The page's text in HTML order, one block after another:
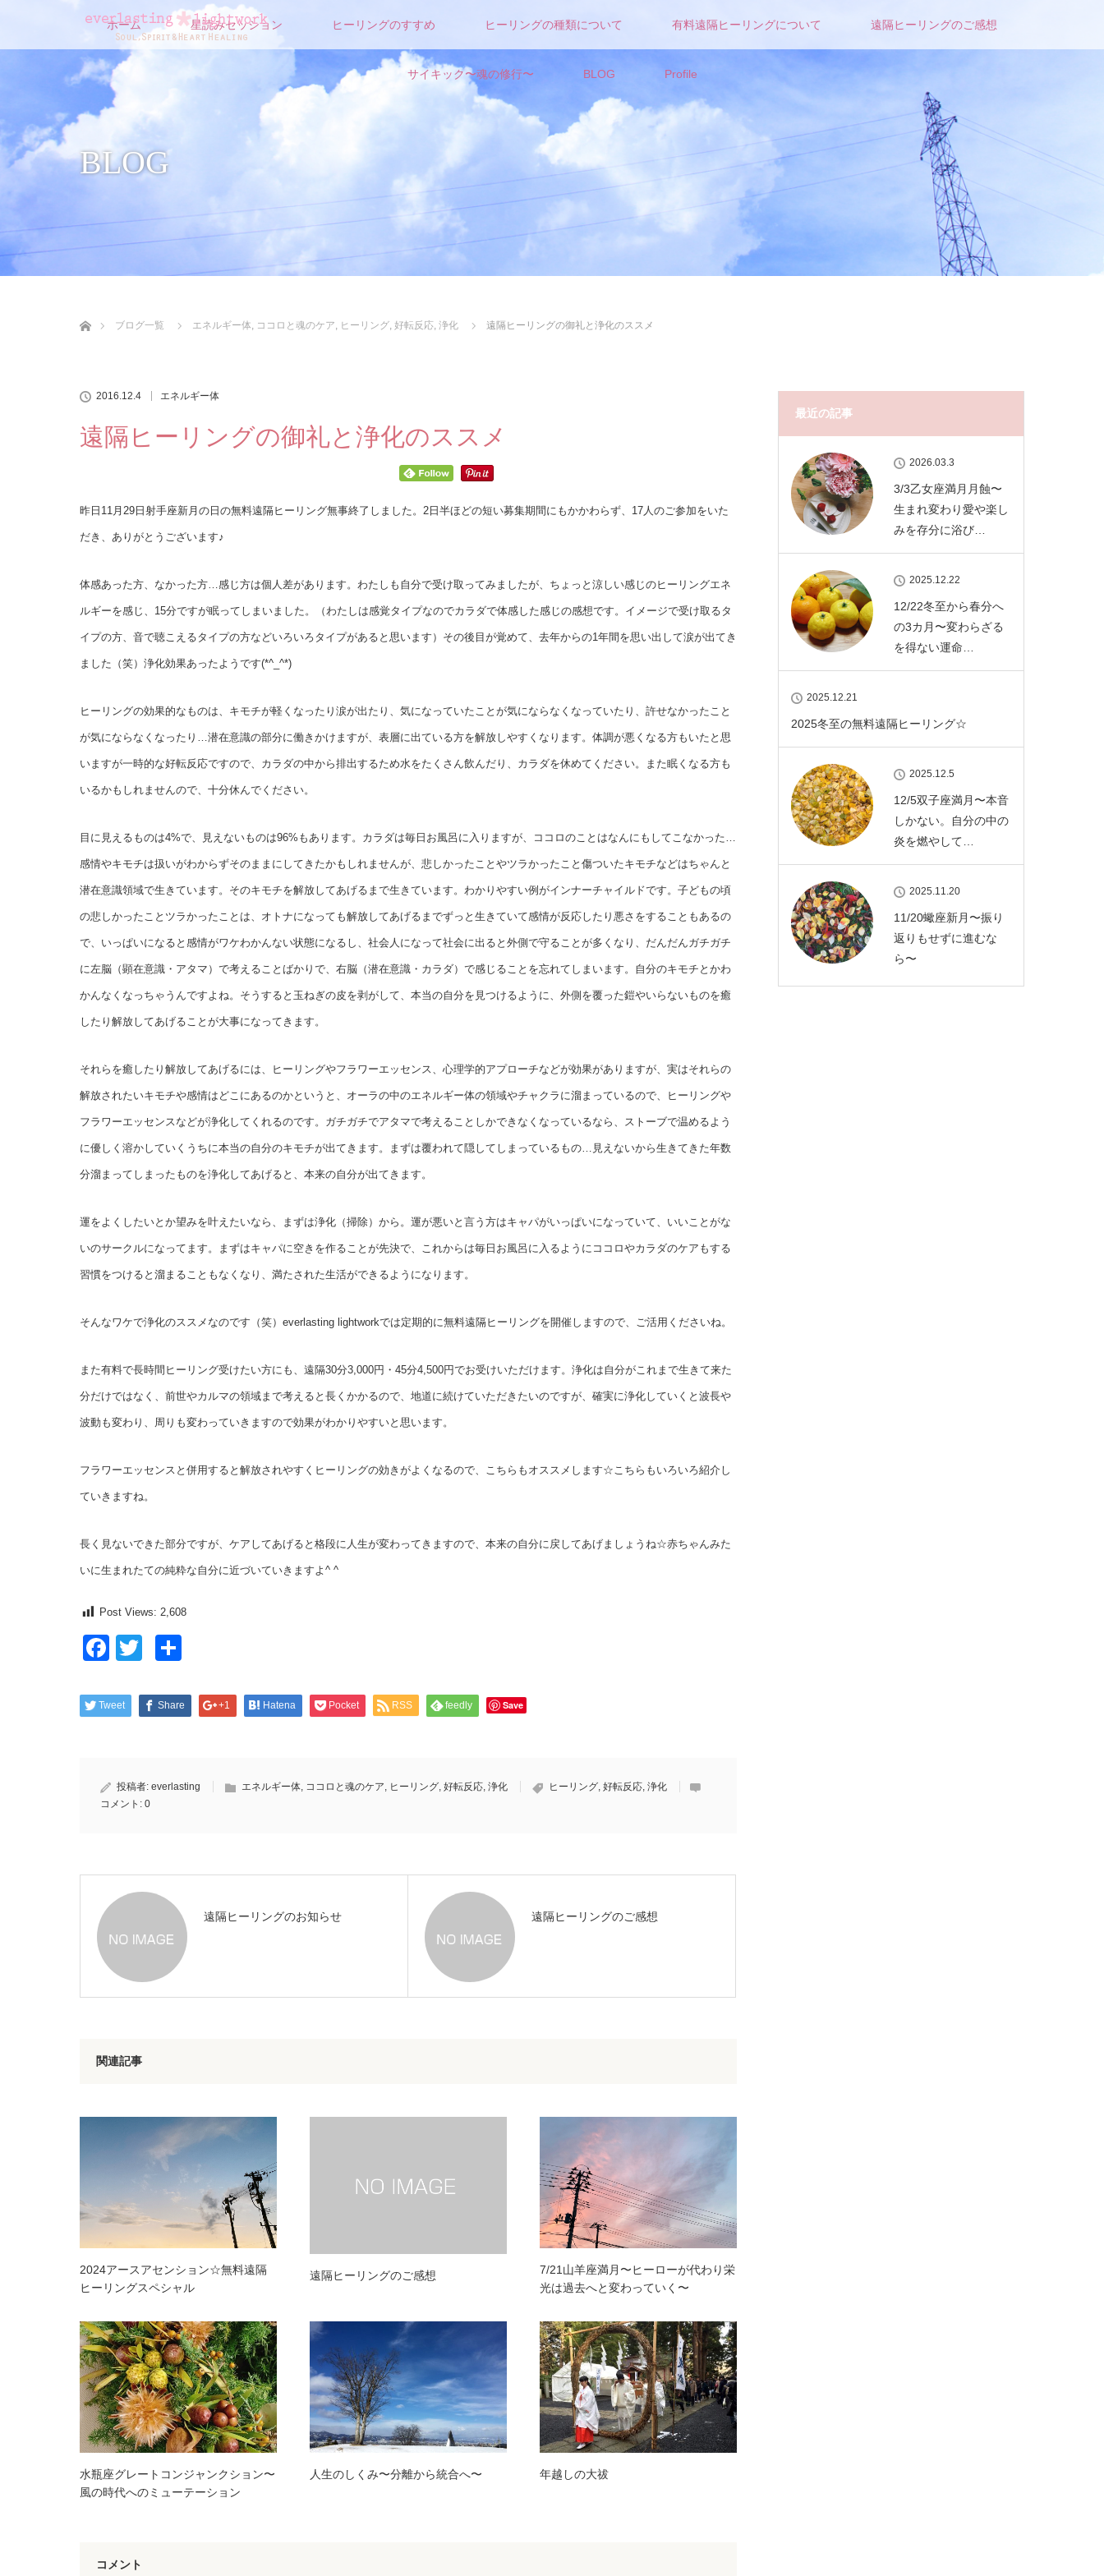
ホーム 星読みセッション ヒーリングのすすめ ヒーリングの種類について 有料遠隔ヒーリングについて 遠隔ヒーリングのご感想
サイキック〜魂の修行〜 BLOG Profile
BLOG
ブログ一覧
エネルギー体, ココロと魂のケア, ヒーリング, 好転反応, 浄化 遠隔ヒーリングの御礼と浄化のススメ
2016.12.4 エネルギー体
遠隔ヒーリングの御礼と浄化のススメ
昨日11月29日射手座新月の日の無料遠隔ヒーリング無事終了しました。2日半ほどの短い募集期間にもかかわらず、17人のご参加をいた
だき、ありがとうございます♪
体感あった方、なかった方…感じ方は個人差があります。わたしも自分で受け取ってみましたが、ちょっと涼しい感じのヒーリングエネ
ルギーを感じ、15分ですが眠ってしまいました。（わたしは感覚タイプなのでカラダで体感した感じの感想です。イメージで受け取るタ
イプの方、音で聴こえるタイプの方などいろいろタイプがあると思います）その後目が覚めて、去年からの1年間を思い出して涙が出てき
ました（笑）浄化効果あったようです(*^_^*)
ヒーリングの効果的なものは、キモチが軽くなったり涙が出たり、気になっていたことが気にならなくなっていたり、許せなかったこと
が気にならなくなったり…潜在意識の部分に働きかけますが、表層に出ている方を解放しやすくなります。体調が悪くなる方もいたと思
いますが一時的な好転反応ですので、カラダの中から排出するため水をたくさん飲んだり、カラダを休めてください。また眠くなる方も
いるかもしれませんので、十分休んでください。
目に見えるものは4%で、見えないものは96%もあります。カラダは毎日お風呂に入りますが、ココロのことはなんにもしてこなかった…
感情やキモチは扱いがわからずそのままにしてきたかもしれませんが、悲しかったことやツラかったこと傷ついたキモチなどはちゃんと
潜在意識領域で生きています。そのキモチを解放してあげるまで生きています。わかりやすい例がインナーチャイルドです。子どもの頃
の悲しかったことツラかったことは、オトナになっても解放してあげるまでずっと生きていて感情が反応したり悪さをすることもあるの
で、いっぱいになると感情がワケわかんない状態になるし、社会人になって社会に出ると外側で守ることが多くなり、だんだんガチガチ
に左脳（顕在意識・アタマ）で考えることばかりで、右脳（潜在意識・カラダ）で感じることを忘れてしまいます。自分のキモチとかわ
かんなくなっちゃうんですよね。そうすると玉ねぎの皮を剥がして、本当の自分を見つけるように、外側を覆った鎧やいらないものを癒
したり解放してあげることが大事になってきます。
それらを癒したり解放してあげるには、ヒーリングやフラワーエッセンス、心理学的アプローチなどが効果がありますが、実はそれらの
解放されたいキモチや感情はどこにあるのかというと、オーラの中のエネルギー体の領域やチャクラに溜まっているので、ヒーリングや
フラワーエッセンスなどが浄化してくれるのです。ガチガチでアタマで考えることしかできなくなっているなら、ストーブで温めるよう
に優しく溶かしていくうちに本当の自分のキモチが出てきます。まずは覆われて隠してしまっているもの…見えないから生きてきた年数
分溜まってしまったものを浄化してあげると、本来の自分が出てきます。
運をよくしたいとか望みを叶えたいなら、まずは浄化（掃除）から。運が悪いと言う方はキャパがいっぱいになっていて、いいことがな
いのサークルになってます。まずはキャパに空きを作ることが先決で、これからは毎日お風呂に入るようにココロやカラダのケアもする
習慣をつけると溜まることもなくなり、満たされた生活ができるようになります。
そんなワケで浄化のススメなのです（笑）everlasting lightworkでは定期的に無料遠隔ヒーリングを開催しますので、ご活用くださいね。
また有料で長時間ヒーリング受けたい方にも、遠隔30分3,000円・45分4,500円でお受けいただけます。浄化は自分がこれまで生きて来た
分だけではなく、前世やカルマの領域まで考えると長くかかるので、地道に続けていただきたいのですが、確実に浄化していくと波長や
波動も変わり、周りも変わっていきますので効果がわかりやすいと思います。
フラワーエッセンスと併用すると解放されやすくヒーリングの効きがよくなるので、こちらもオススメします☆こちらもいろいろ紹介し
ていきますね。
長く見ないできた部分ですが、ケアしてあげると格段に人生が変わってきますので、本来の自分に戻してあげましょうね☆赤ちゃんみた
いに生まれたての純粋な自分に近づいていきますよ^ ^
Post Views: 2,608
Facebook
Twitter
Tweet Share +1 Hatena Pocket RSS feedly Save
投稿者: everlasting エネルギー体, ココロと魂のケア, ヒーリング, 好転反応, 浄化 ヒーリング, 好転反応, 浄化
コメント: 0
遠隔ヒーリングのお知らせ 遠隔ヒーリングのご感想
関連記事
2024アースアセンション☆無料遠隔
ヒーリングスペシャル
遠隔ヒーリングのご感想
7/21山羊座満月〜ヒーローが代わり栄
光は過去へと変わっていく〜
水瓶座グレートコンジャンクション〜
風の時代へのミューテーション
人生のしくみ〜分離から統合へ〜 年越しの大祓
コメント
最近の記事
2026.03.3
3/3乙女座満月月蝕〜
生まれ変わり愛や楽し
みを存分に浴び…
2025.12.22
12/22冬至から春分へ
の3カ月〜変わらざる
を得ない運命…
2025.12.21
2025冬至の無料遠隔ヒーリング☆
2025.12.5
12/5双子座満月〜本音
しかない。自分の中の
炎を燃やして…
2025.11.20
11/20蠍座新月〜振り
返りもせずに進むな
ら〜